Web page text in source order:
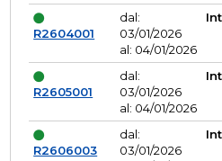
R2604001
dal:
03/01/2026
al: 04/01/2026
R2605001
dal:
03/01/2026
al: 04/01/2026
R2606003
dal:
03/01/2026